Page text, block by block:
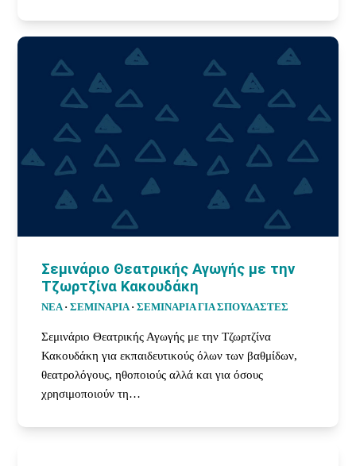
Σεμινάριο Θεατρικής Αγωγής με την
Τζωρτζίνα Κακουδάκη
ΝΕΑ·ΣΕΜΙΝΑΡΙΑ·ΣΕΜΙΝΆΡΙΑ ΓΙΑ ΣΠΟΥΔΑΣΤΈΣ
Σεμινάριο Θεατρικής Αγωγής με την Τζωρτζίνα
Κακουδάκη για εκπαιδευτικούς όλων των βαθμίδων,
θεατρολόγους, ηθοποιούς αλλά και για όσους
χρησιμοποιούν τη…